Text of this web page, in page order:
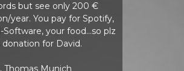
but see only 200 €
year. You pay for Spotify,
Software, your food...so plz
donation for David.
Thomas Munich